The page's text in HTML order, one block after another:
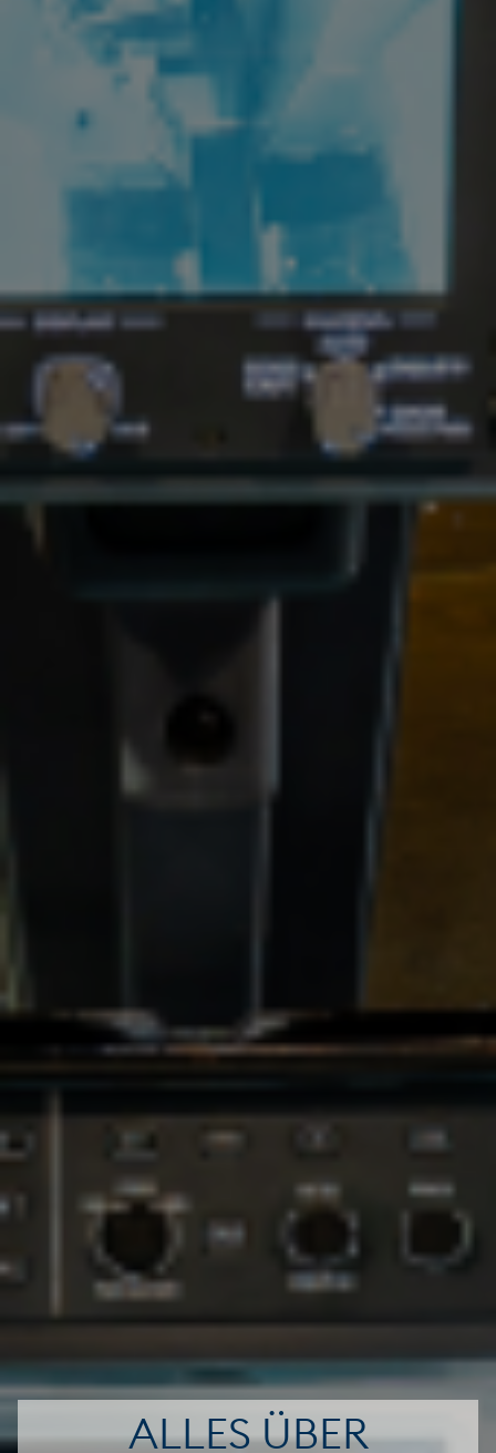
ALLES ÜBER